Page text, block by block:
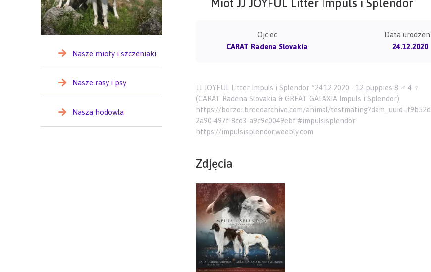
Nasze mioty i szczeniaki
Nasze rasy i psy
Nasza hodowla
Miot JJ JOYFUL Litter Impuls i Splendor
Ojciec Data
CARAT Radena Slovakia
24.12.2020
JJ JOYFUL Litter Impuls i Splendor *24.12.2020 - 12 puppies 8 ♂️ 4 ♀️
(CARAT Radena Slovakia & GREAT GALAXIA Impuls i Splendor)
https://borzoi.breedarchive.com/animal/
2a90-497f-8cd3-a9c9e0049ebf #impulsisplendor
https://impulsisplendor.weebly.com
Zdjęcia